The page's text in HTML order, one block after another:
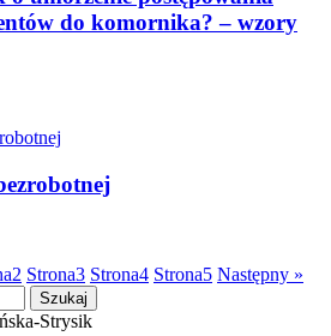
do komornika? – wzory
2 Strona3 Strona4 Strona5 Następny »
Szukaj